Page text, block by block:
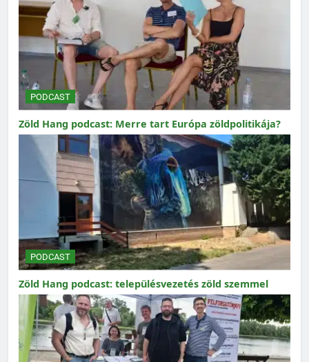
PODCAST
Zöld Hang podcast: Merre tart Európa zöldpolitikája?
PODCAST
Zöld Hang podcast: településvezetés zöld szemmel